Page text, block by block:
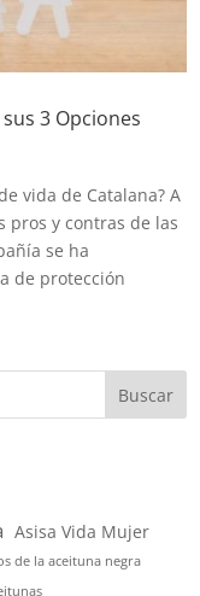
3 Opciones
vida de Catalana? A
pros y contras de las
se ha
de protección
Buscar
Asisa Vida Mujer
de la aceituna negra